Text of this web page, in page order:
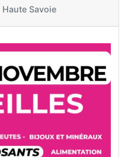
Haute Savoie